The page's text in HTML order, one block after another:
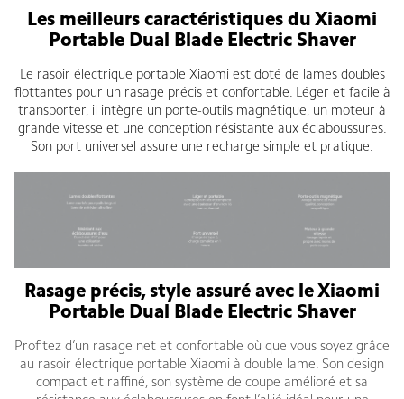
Les meilleurs caractéristiques du Xiaomi
Portable Dual Blade Electric Shaver
Le rasoir électrique portable Xiaomi est doté de lames doubles
flottantes pour un rasage précis et confortable. Léger et facile à
transporter, il intègre un porte-outils magnétique, un moteur à
grande vitesse et une conception résistante aux éclaboussures.
Son port universel assure une recharge simple et pratique.
Rasage précis, style assuré avec le Xiaomi
Portable Dual Blade Electric Shaver
Profitez d’un rasage net et confortable où que vous soyez grâce
au rasoir électrique portable Xiaomi à double lame. Son design
compact et raffiné, son système de coupe amélioré et sa